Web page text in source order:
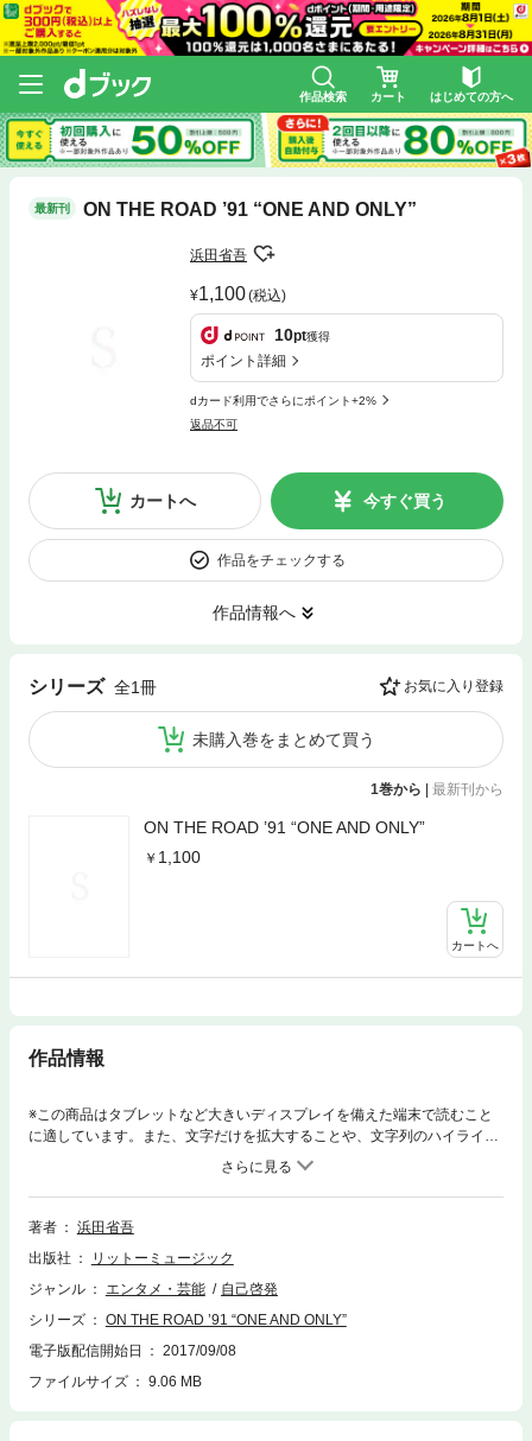
作品検索 カート はじめての方へ
最新刊 ON THE ROAD ’91 “ONE AND ONLY”
浜田省吾
1,100(税込)
10pt獲得
ポイント詳細
dカード利用でさらにポイント+2%
返品不可
カートへ 今すぐ買う
作品をチェックする
作品情報へ
シリーズ 全1冊 お気に入り登録
未購入巻をまとめて買う
1巻から | 最新刊から
ON THE ROAD ’91 “ONE AND ONLY”
1,100
カートへ
作品情報
※この商品はタブレットなど大きいディスプレイを備えた端末で読むこと
に適しています。また、文字だけを拡大することや、文字列のハイライ
ト、検索、辞書の参照、引用などの機能が使用できません。2016年、ソ
ロ・デビュー40周年を迎えた浜田省吾。1983年の『ON THE ROAD ’83』
から、2016年の『ON THE ROAD 2016 “Journey of a Songwriter” since 1
976』まで、彼のツアーを彩ってきた歴代のオフィシャル・ツアー・パン
て美しくなった写真の数々が、あなたの手元で鮮やかによみがえります。
『ON THE ROAD ’90 “FOR WHOM THE BELL TOLLS”』終了後、同年5月
Y”』。新潟、札幌、東京、福岡、広島、大阪、名古屋、沖縄、横浜とめぐ
り、ファイナルは宮城・みちのく杜の湖畔公園。プロデューサー、アレン
著者
浜田省吾
出版社
リットーミュージック
ジャンル
エンタメ・芸能
自己啓発
シリーズ
ON THE ROAD ’91 “ONE AND ONLY”
電子版配信開始日
2017/09/08
ファイルサイズ
9.06 MB